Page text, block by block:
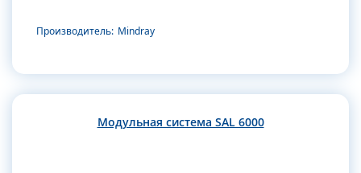
Производитель: Mindray
Модульная система SAL 6000